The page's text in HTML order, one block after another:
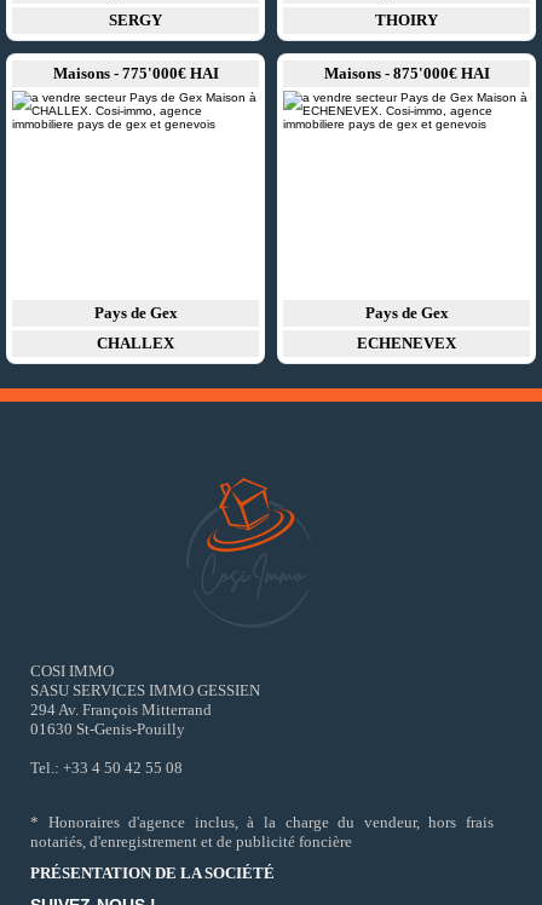
SERGY
THOIRY
Maisons - 775'000€ HAI
Pays de Gex
CHALLEX
Maisons - 875'000€ HAI
Pays de Gex
ECHENEVEX
COSI IMMO
SASU SERVICES IMMO GESSIEN
294 Av. François Mitterrand
01630 St-Genis-Pouilly
Tel.: +33 4 50 42 55 08
* Honoraires d'agence inclus, à la charge du vendeur, hors frais
notariés, d'enregistrement et de publicité foncière
PRÉSENTATION DE LA SOCIÉTÉ